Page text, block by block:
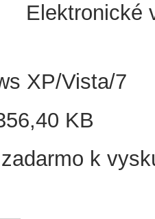
Elektronické
XP/Vista/7
KB
zadarmo k